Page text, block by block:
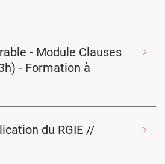
- Module Clauses
- Formation à
du RGIE //